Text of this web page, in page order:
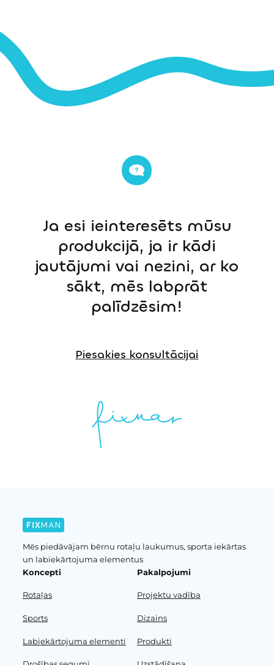
Ja esi ieinteresēts mūsu
produkcijā, ja ir kādi
jautājumi vai nezini, ar ko
sākt, mēs labprāt
palīdzēsim!
Piesakies konsultācijai
Mēs piedāvājam bērnu rotaļu laukumus, sporta iekārtas
un labiekārtojuma elementus
Koncepti
Rotaļas
Sports
Labiekārtojuma elementi
Pakalpojumi
Projektu vadība
Dizains
Produkti